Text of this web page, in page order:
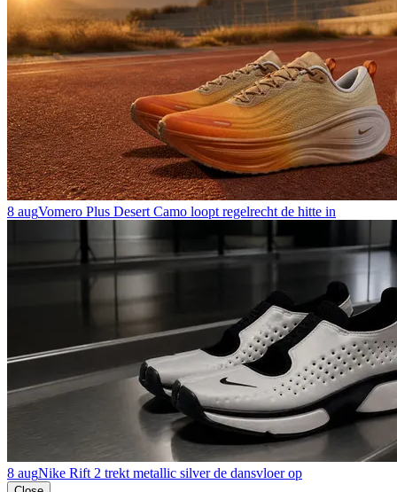
8 augVomero Plus Desert Camo loopt regelrecht de hitte in
8 augNike Rift 2 trekt metallic silver de dansvloer op